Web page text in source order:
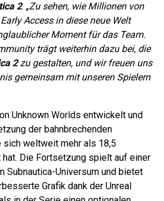
2. „Zu sehen, wie Millionen von
Access in diese neue Welt
Moment für das Team.
trägt weiterhin dazu bei, die
2zu gestalten, und wir freuen uns
gemeinsam mit unseren Spielern
Unknown Worlds entwickelt und
der bahnbrechenden
sich weltweit mehr als 18,5
Die Fortsetzung spielt auf einer
Subnautica-Universum und bietet
Grafik dank der Unreal